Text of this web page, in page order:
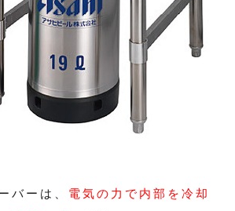
バーは、 電気の力で内部を冷却